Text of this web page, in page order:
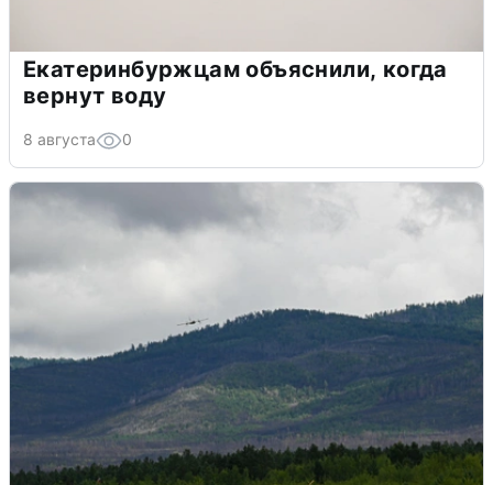
Екатеринбуржцам объяснили, когда
вернут воду
8 августа 0